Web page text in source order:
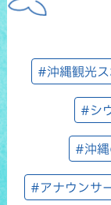
#沖縄観光ス
#シ
#沖縄
#アナウンサ